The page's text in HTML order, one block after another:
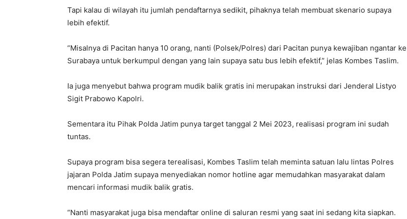
Tapi kalau di wilayah itu jumlah pendaftarnya sedikit, pihaknya telah membuat skenario supaya
lebih efektif.
“Misalnya di Pacitan hanya 10 orang, nanti (Polsek/Polres) dari Pacitan punya kewajiban ngantar ke
Surabaya untuk berkumpul dengan yang lain supaya satu bus lebih efektif,” jelas Kombes Taslim.
Ia juga menyebut bahwa program mudik balik gratis ini merupakan instruksi dari Jenderal Listyo
Sigit Prabowo Kapolri.
Sementara itu Pihak Polda Jatim punya target tanggal 2 Mei 2023, realisasi program ini sudah
tuntas.
Supaya program bisa segera terealisasi, Kombes Taslim telah meminta satuan lalu lintas Polres
jajaran Polda Jatim supaya menyediakan nomor hotline agar memudahkan masyarakat dalam
mencari informasi mudik balik gratis.
“Nanti masyarakat juga bisa mendaftar online di saluran resmi yang saat ini sedang kita siapkan.